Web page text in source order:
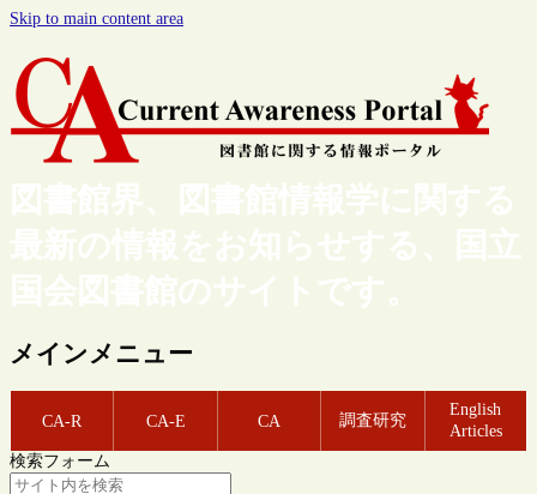
Skip to main content area
図書館界、図書館情報学に関する
最新の情報をお知らせする、国立
国会図書館のサイトです。
メインメニュー
CA-R CA-E CA 調査研究
English
Articles
検索フォーム